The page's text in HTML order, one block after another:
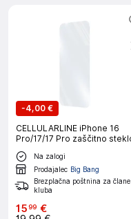
-4,00 €
CELLULARLINE iPhone 16
Pro/17/17 Pro zaščitno
Na zalogi
Prodajalec Big Bang
Brezplačna poštnina za člane
kluba
1599 €